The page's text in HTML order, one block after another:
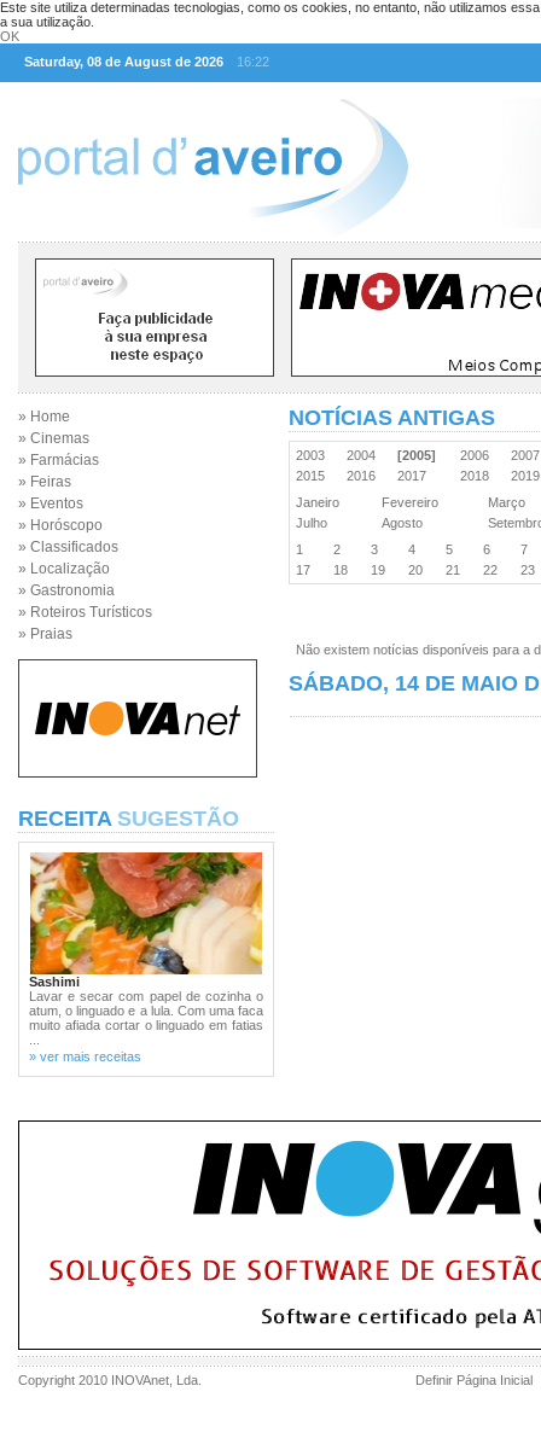
Este site utiliza determinadas tecnologias, como os cookies, no entanto, não utilizamos
a sua utilização.
OK
Saturday, 08 de August de 2026
16:22
» Home
» Cinemas
» Farmácias
» Feiras
» Eventos
» Horóscopo
» Classificados
» Localização
» Gastronomia
» Roteiros Turísticos
» Praias
RECEITA SUGESTÃO
Sashimi
Lavar e secar com papel de cozinha o
atum, o linguado e a lula. Com uma faca
muito afiada cortar o linguado em fatias
» ver mais receitas
NOTÍCIAS ANTIGAS
2003 2004 [2005] 2006
2015
2016 2017 2018
Janeiro
Fevereiro
Março
Julho
Agosto
1
2 3 4 5 6
7
17
18 19 20 21 22 23
Não existem notícias disponíveis para a
SÁBADO, 14 DE MAIO
Copyright 2010 INOVAnet , Lda. Definir Página Inicial